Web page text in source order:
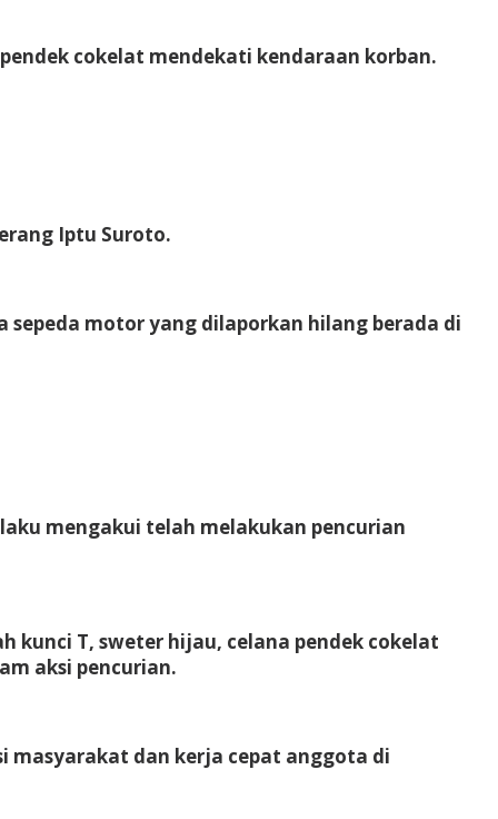
cokelat mendekati kendaraan korban.
Iptu Suroto.
sepeda motor yang dilaporkan hilang berada di
mengakui telah melakukan pencurian
kunci T, sweter hijau, celana pendek cokelat
aksi pencurian.
masyarakat dan kerja cepat anggota di